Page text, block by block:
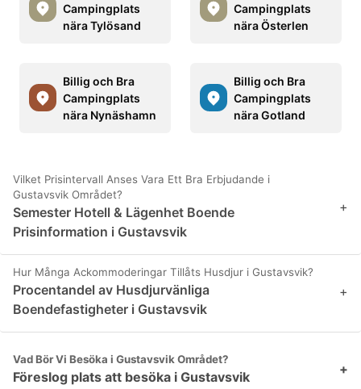
Campingplats
nära Tylösand
Campingplats
nära Österlen
Billig och Bra
Campingplats
nära Nynäshamn
Billig och Bra
Campingplats
nära Gotland
Vilket Prisintervall Anses Vara Ett Bra Erbjudande i
Gustavsvik Området?
Semester Hotell & Lägenhet Boende
Prisinformation i Gustavsvik
+
Hur Många Ackommoderingar Tillåts Husdjur i Gustavsvik?
Procentandel av Husdjurvänliga
Boendefastigheter i Gustavsvik
+
Vad Bör Vi Besöka i Gustavsvik Området?
Föreslog plats att besöka i Gustavsvik +